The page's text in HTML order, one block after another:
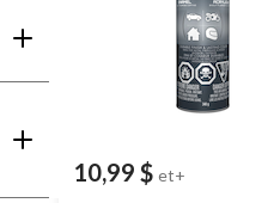
10,99 $ et+